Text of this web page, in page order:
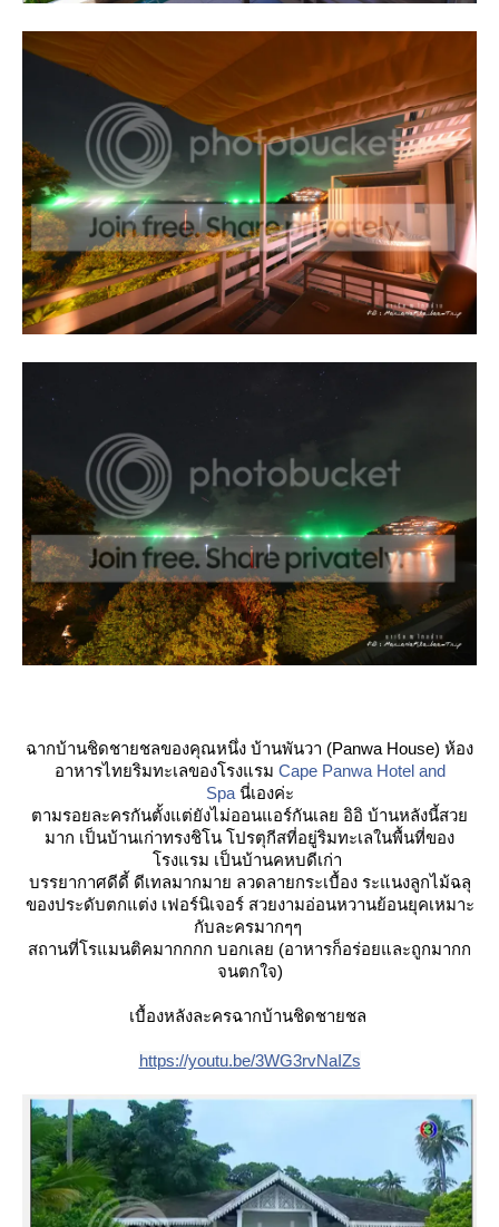
ฉากบ้านชิดชายชลของคุณหนึ่ง บ้านพันวา (Panwa House) ห้อง
อาหารไทยริมทะเลของโรงแรม Cape Panwa Hotel and
Spaนี่เองค่ะ
ตามรอยละครกันตั้งแต่ยังไม่ออนแอร์กันเลย อิอิ บ้านหลังนี้สว
มาก เป็นบ้านเก่าทรงชิโน โปรตุกีสที่อยู่ริมทะเลในพื้นที่ของ
รงแรม เป็นบ้านคหบดีเก่า
บรรยากาศดีดี้ ดีเทลมากมาย ลวดลายกระเบื้อง ระแนงลูกไม้ฉลุ
ของประดับตกแต่ง เฟอร์นิเจอร์ สวยงามอ่อนหวานย้อนยุคเหมาะ
กับละครมากๆๆ
สถานที่โรแมนติคมากกกก บอกเลย (อาหารก็อร่อยและถูกมากก
จนตกใจ)
เบื้องหลังละครฉากบ้านชิดชายชล
https://youtu.be/3WG3rvNaIZs